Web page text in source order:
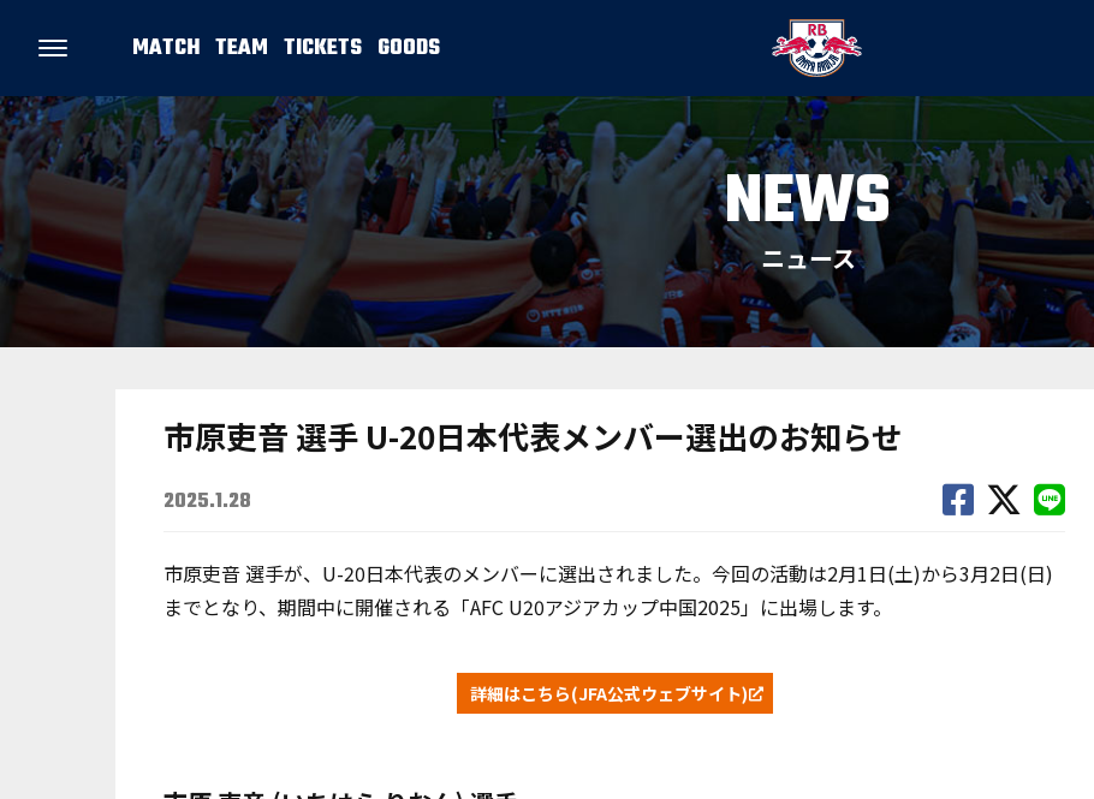
MATCH TEAM TICKETS GOODS
NEWS
ニュース
市原吏音 選手 U-20日本代表メンバー選出のお知らせ
2025.1.28
市原吏音 選手が、U-20日本代表のメンバーに選出されました。今回の活動は2月1日(土)から3月2日(日)
までとなり、期間中に開催される「AFC U20アジアカップ中国2025」に出場します。
詳細はこちら(JFA公式ウェブサイト)